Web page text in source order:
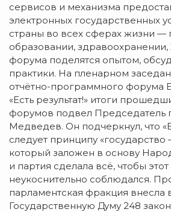
сервисов и механизма
электронных государственных
страны во всех сферах жизни —
образовании,
форума поделятся опытом,
практики. На пленарном
отчётно-программного форума
«Есть результат!» итоги
форумов подвел Председатель
Медведев. Он подчеркнул, что
следует принципу «государство
который заложен в основу
и партия сделала всё, чтобы
неукоснительно соблюдался.
парламентская фракция внесла
Государственную Думу 248